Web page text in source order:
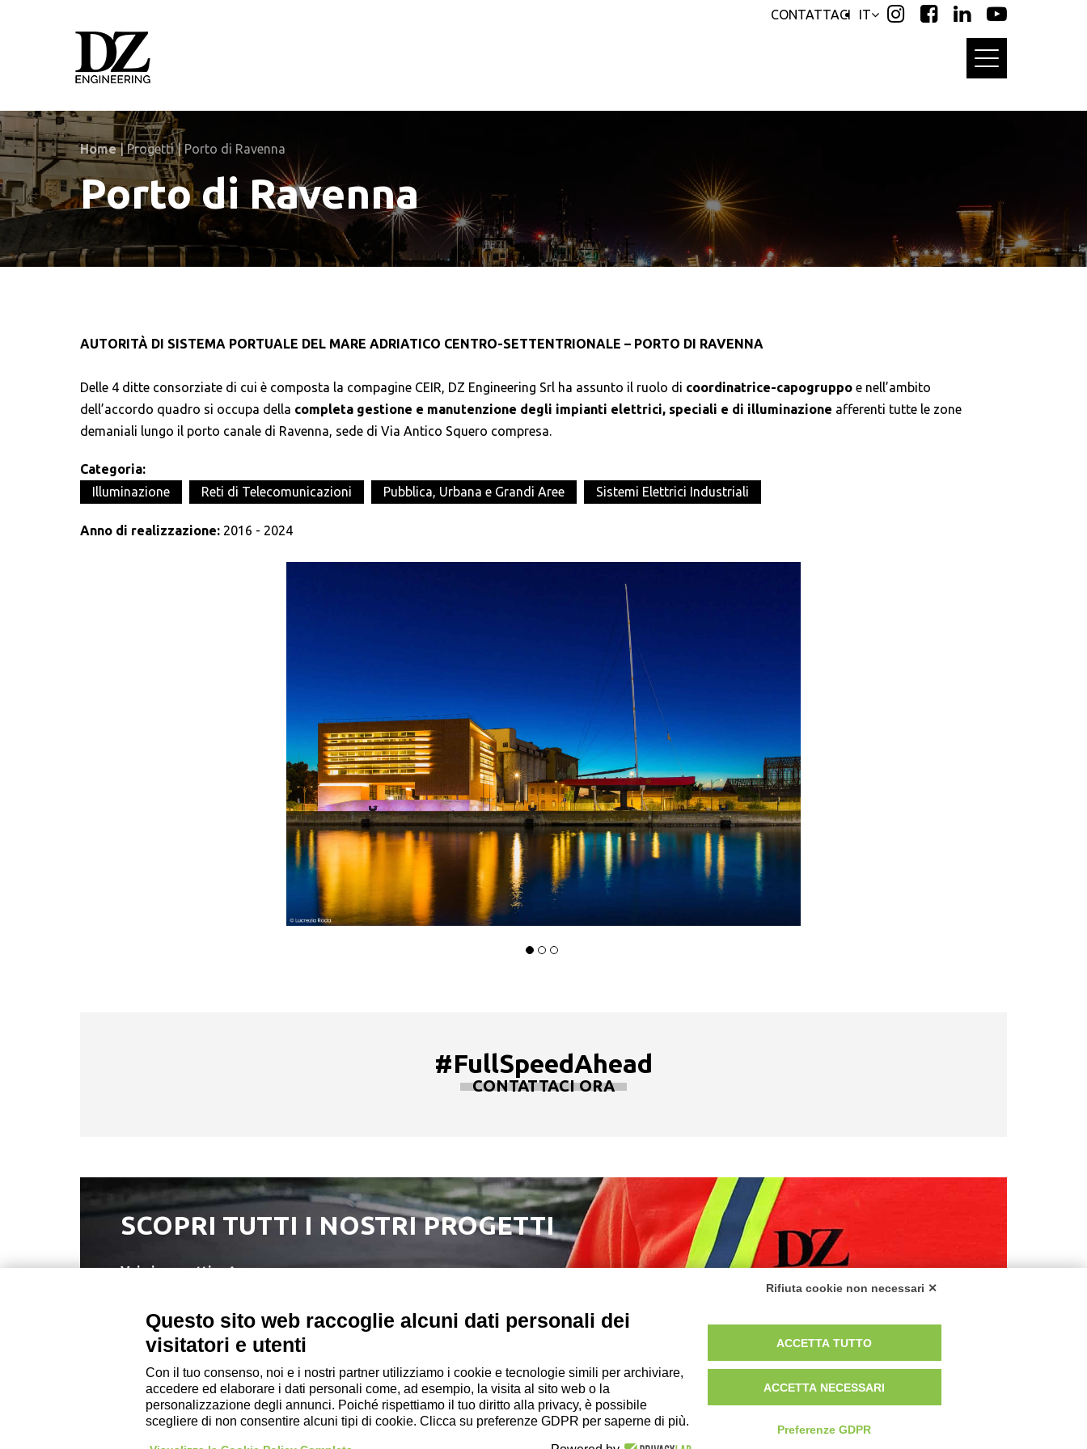
to
content
IT
CONTATTACI
Home| Progetti|Porto di Ravenna
Porto di Ravenna
AUTORITÀ DI SISTEMA PORTUALE DEL MARE ADRIATICO CENTRO-SETTENTRIONALE – PORTO DI RAVENNA
Delle 4 ditte consorziate di cui è composta la compagine CEIR, DZ Engineering Srl ha assunto il ruolo di coordinatrice-capogruppo e nell’ambito
dell’accordo quadro si occupa della completa gestione e manutenzione degli impianti elettrici, speciali e di illuminazione afferenti tutte le zone
demaniali lungo il porto canale di Ravenna, sede di Via Antico Squero compresa.
Categoria:
Illuminazione
Reti di Telecomunicazioni Pubblica, Urbana e Grandi Aree Sistemi Elettrici Industriali
Anno di realizzazione: 2016 - 2024
#FullSpeedAhead
CONTATTACI ORA
SCOPRI TUTTI I NOSTRI PROGETTI
Vai ai progetti
DZ ENGINEERING SRL
società soggetta alla direzione e coordinamento della DZ Group Holding Srl
P. IVA / Iscr. Reg. Imp. Forlì-Cesena 03945420408
Copyright e Note Legali
Rifiuta cookie non necessari ✕
Questo sito web raccoglie alcuni dati personali dei
visitatori e utenti
Con il tuo consenso, noi e i nostri partner utilizziamo i cookie e tecnologie simili per archiviare,
accedere ed elaborare i dati personali come, ad esempio, la visita al sito web o la
personalizzazione degli annunci. Poiché rispettiamo il tuo diritto alla privacy, è possibile
scegliere di non consentire alcuni tipi di cookie. Clicca su preferenze GDPR per saperne di più.
ACCETTA TUTTO
ACCETTA NECESSARI
Preferenze GDPR